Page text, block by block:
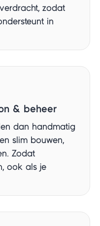
zodat
in
& beheer
dan handmatig
slim bouwen,
Zodat
ook als je